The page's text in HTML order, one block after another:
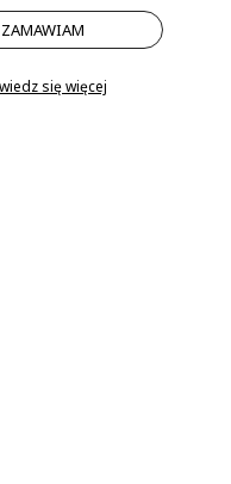
ZAMAWIAM
się więcej